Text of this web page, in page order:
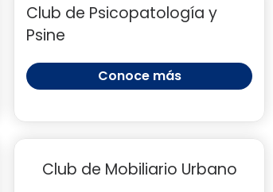
Club de Psicopatología y
Psine
Conoce más
Club de Mobiliario Urbano